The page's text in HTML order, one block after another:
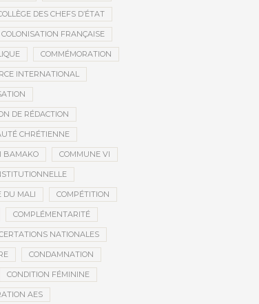
DES CHEFS D’ÉTAT
COLONISATION FRANÇAISE
COMMÉMORATION
INTERNATIONAL
DE RÉDACTION
CHRÉTIENNE
BAMAKO COMMUNE VI
DU MALI COMPÉTITION
COMPLÉMENTARITÉ
NATIONALES
CONDAMNATION
CONDITION FÉMININE
AES